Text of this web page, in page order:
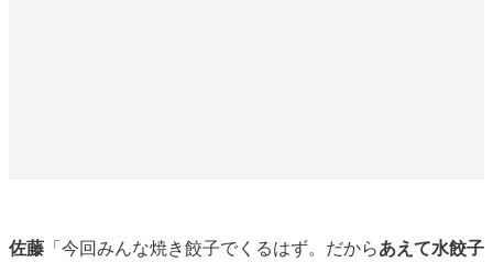
佐藤「今回みんな焼き餃子でくるはず。だからあえて水餃子